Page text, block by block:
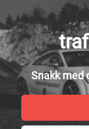
Snakk med